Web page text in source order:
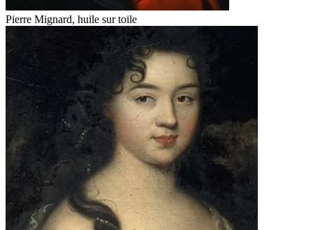
Pierre Mignard, huile sur toile